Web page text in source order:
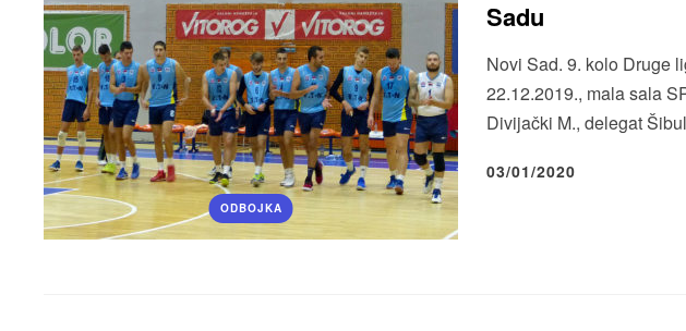
ODBOJKA
Sadu
Novi Sad. 9. kolo Druge
22.12.2019., mala sala
Divijački M., delegat
03/01/2020